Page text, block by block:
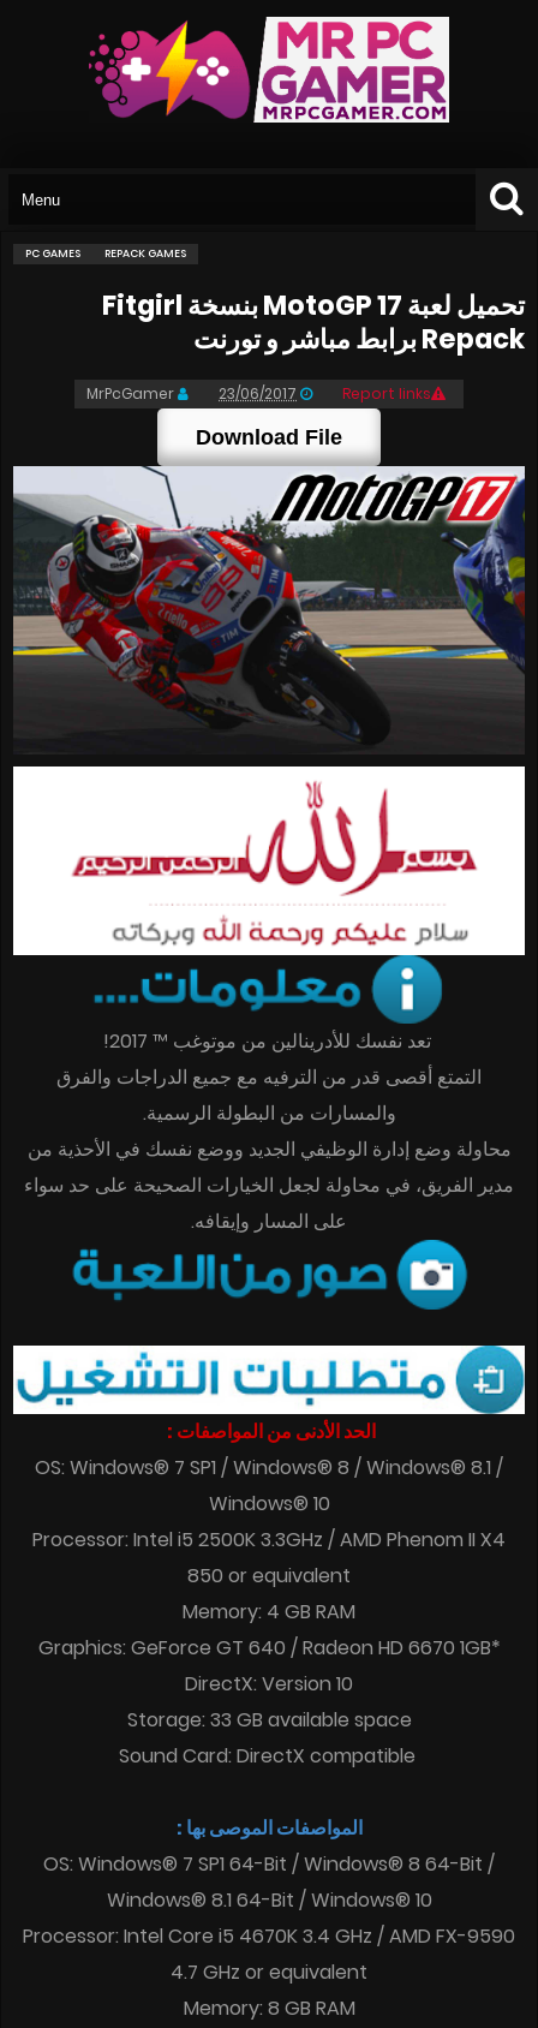
PC GAMES REPACK GAMES
تحميل لعبة MotoGP 17 بنسخة Fitgirl
Repack برابط مباشر و تورنت
MrPcGamer 23/06/2017 Report links
Download File
تعد نفسك للأدرينالين من موتوغب ™ 2017!
التمتع أقصى قدر من الترفيه مع جميع الدراجات والفرق
والمسارات من البطولة الرسمية.
محاولة وضع إدارة الوظيفي الجديد ووضع نفسك في الأحذية من
مدير الفريق، في محاولة لجعل الخيارات الصحيحة على حد سواء
على المسار وإيقافه.
الحد الأدنى من المواصفات :
OS: Windows® 7 SP1 / Windows® 8 / Windows® 8.1 /
Windows® 10
Processor: Intel i5 2500K 3.3GHz / AMD Phenom II X4
850 or equivalent
Memory: 4 GB RAM
Graphics: GeForce GT 640 / Radeon HD 6670 1GB*
DirectX: Version 10
Storage: 33 GB available space
Sound Card: DirectX compatible
المواصفات الموصى بها :
OS: Windows® 7 SP1 64-Bit / Windows® 8 64-Bit /
Windows® 8.1 64-Bit / Windows® 10
Processor: Intel Core i5 4670K 3.4 GHz / AMD FX-9590
4.7 GHz or equivalent
Memory: 8 GB RAM